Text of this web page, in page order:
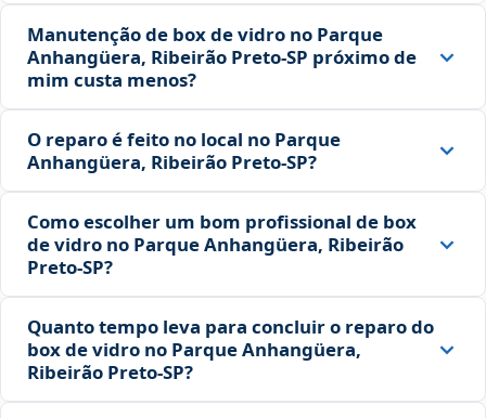
Manutenção de box de vidro no Parque
Anhangüera, Ribeirão Preto‑SP próximo de
mim custa menos?
O reparo é feito no local no Parque
Anhangüera, Ribeirão Preto‑SP?
Como escolher um bom profissional de box
de vidro no Parque Anhangüera, Ribeirão
Preto‑SP?
Quanto tempo leva para concluir o reparo do
box de vidro no Parque Anhangüera,
Ribeirão Preto‑SP?